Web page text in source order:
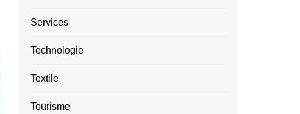
Services
Technologie
Textile
Tourisme